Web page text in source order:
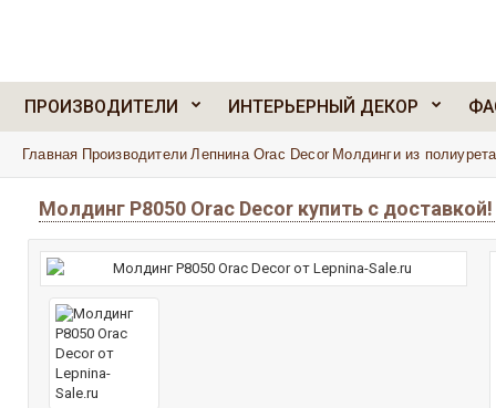
ПРОИЗВОДИТЕЛИ ИНТЕРЬЕРНЫЙ ДЕКОР
Главная Производители Лепнина Orac Decor Молдинги из
Молдинг P8050 Orac Decor купить с